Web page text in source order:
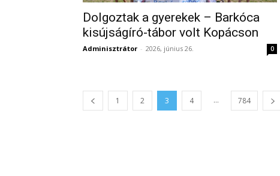
Dolgoztak a gyerekek – Barkóca
kisújságíró-tábor volt Kopácson
Adminisztrátor - 2026, június 26. 0
1 2 3 4 ... 784